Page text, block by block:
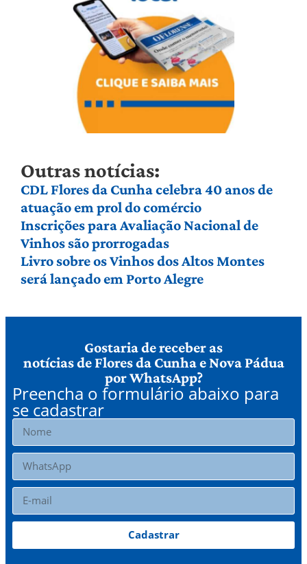
Outras notícias:
CDL Flores da Cunha celebra 40 anos de
atuação em prol do comércio
Inscrições para Avaliação Nacional de
Vinhos são prorrogadas
Livro sobre os Vinhos dos Altos Montes
será lançado em Porto Alegre
Gostaria de receber as
notícias de Flores da Cunha e Nova Pádua
por WhatsApp?
Preencha o formulário abaixo para
se cadastrar
Cadastrar